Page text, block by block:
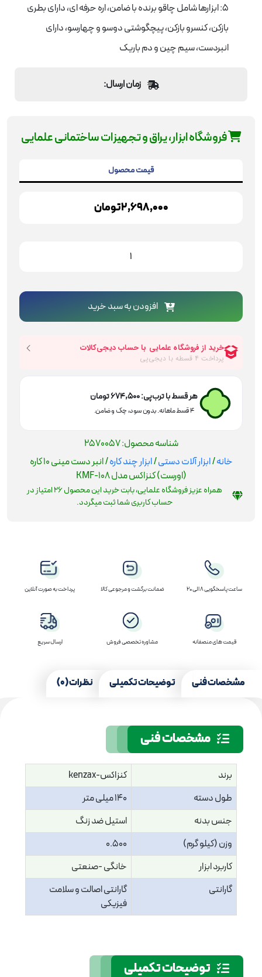
5: ابزارها شامل چاقو برنده با ضامن، اره حرفه ای، دارای بطری
بازکن، کنسرو بازکن، پیچگوشتی دوسو و چهارسو، دارای
انبردست، سیم چین و دم باریک
زمان ارسال:
فروشگاه ابزار، یراق و تجهیزات ساختمانی علمایی
قیمت محصول
2,698,000تومان
کاره
(اورست)
کنزاکس
KMF-
افزودن به سبد خرید
هر قسط با ترب‌پی:674,500تومان
۴ قسط ماهانه. بدون سود، چک و ضامن.
شناسه محصول:2570057
خانه/ابزار آلات دستی/ابزار چند کاره
/ انبر دست مینی 10 کاره
(اورست) کنزاکس مدل KMF-108
همراه عزیز فروشگاه علمایی، بابت خرید این محصول26امتیاز در
حساب کاربری شما ثبت میگردد.
ساعت پاسخگویی 8 الی 20 ضمانت برگشت و مرجوعی کالا پرداخت به صورت آنلاین
قیمت های منصفانه مشاوره تخصصی فروش ارسال سریع
مشخصات فنی توضیحات تکمیلی نظرات (0)
مشخصات فنی
برند
کنزاکس-kenzax
طول دسته
140 میلی متر
جنس بدنه
استیل ضد زنگ
وزن (کیلو گرم)
0.500
کاربرد ابزار
خانگی -صنعتی
گارانتی
گارانتی اصالت و سلامت
فیزیکی
توضیحات تکمیلی